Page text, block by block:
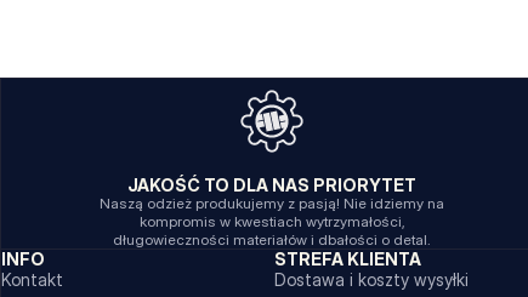
JAKOŚĆ TO DLA NAS PRIORYTET
Naszą odzież produkujemy z pasją! Nie idziemy na
kompromis w kwestiach wytrzymałości,
długowieczności materiałów i dbałości o detal.
INFO
Kontakt
STREFA KLIENTA
Dostawa i koszty wysyłki